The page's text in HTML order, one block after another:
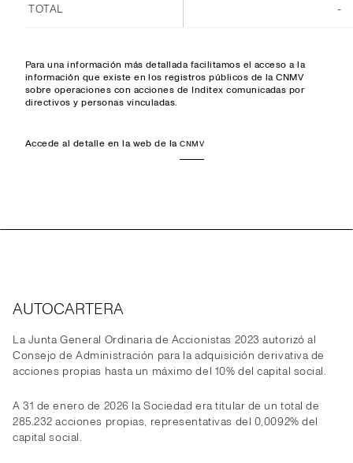
TOTAL -
Para una información más detallada facilitamos el acceso a la
información que existe en los registros públicos de la CNMV
sobre operaciones con acciones de Inditex comunicadas por
directivos y personas vinculadas.
Accede al detalle en la web de laCNMV
AUTOCARTERA
La Junta General Ordinaria de Accionistas 2023 autorizó al
Consejo de Administración para la adquisición derivativa de
acciones propias hasta un máximo del 10% del capital social.
A 31 de enero de 2026 la Sociedad era titular de un total de
285.232 acciones propias, representativas del 0,0092% del
capital social.